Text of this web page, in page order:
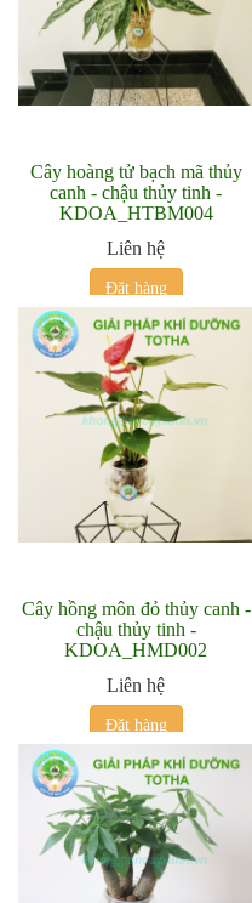
Cây hoàng tử bạch mã thủy
canh - chậu thủy tinh -
KDOA_HTBM004
Liên hệ
Đặt hàng
Cây hồng môn đỏ thủy canh -
chậu thủy tinh -
KDOA_HMD002
Liên hệ
Đặt hàng